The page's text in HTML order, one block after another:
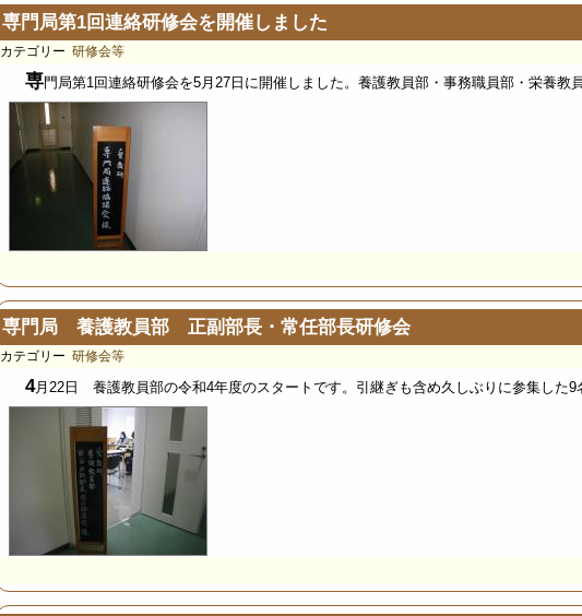
専門局第1回連絡研修会を開催しました
カテゴリー 研修会等
専門局第1回連絡研修会を5月27日に開催しました。養護教員部・事務職員部・栄養
専門局 養護教員部 正副部長・常任部長研修会
カテゴリー 研修会等
4月22日 養護教員部の令和4年度のスタートです。引継ぎも含め久しぶりに参集した